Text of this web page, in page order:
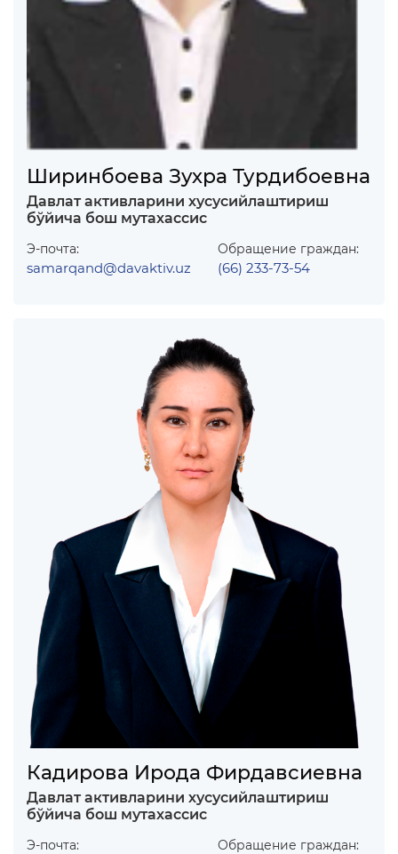
Ширинбоева Зухра Турдибоевна
Давлат активларини хусусийлаштириш
бўйича бош мутахассис
Э-почта:
samarqand@davaktiv.uz
Обращение граждан:
(66) 233-73-54
Кадирова Ирода Фирдавсиевна
Давлат активларини хусусийлаштириш
бўйича бош мутахассис
Э-почта: Обращение граждан: